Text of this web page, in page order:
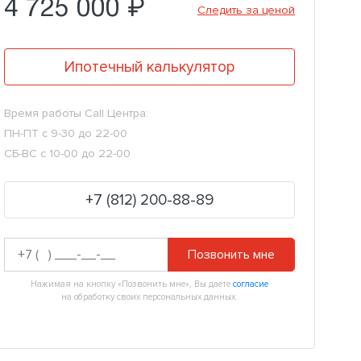
4 725 000 ₽ Следить за ценой
Ипотечный калькулятор
Время работы Call Центра:
ПН-ПТ с 9-30 до 22-00
СБ-ВС с 10-00 до 22-00
+7 (812) 200-88-89
Позвонить мне
Нажимая на кнопку «Позвонить мне», Вы даете согласие
на обработку своих персональных данных.